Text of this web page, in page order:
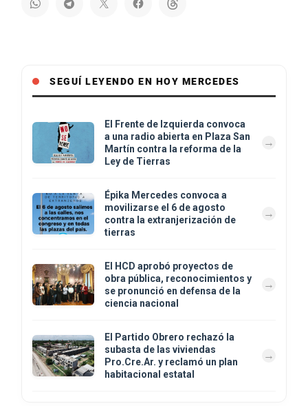
SEGUÍ LEYENDO EN HOY MERCEDES
El Frente de Izquierda convoca
a una radio abierta en Plaza San
Martín contra la reforma de la
Ley de Tierras
Épika Mercedes convoca a
movilizarse el 6 de agosto
contra la extranjerización de
tierras
El HCD aprobó proyectos de
obra pública, reconocimientos y
se pronunció en defensa de la
ciencia nacional
El Partido Obrero rechazó la
subasta de las viviendas
Pro.Cre.Ar. y reclamó un plan
habitacional estatal